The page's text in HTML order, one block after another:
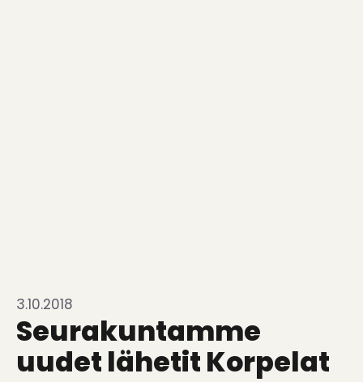
3.10.2018
Seurakuntamme
uudet lähetit Korpelat